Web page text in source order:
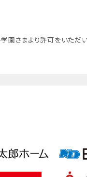
園さまより許可をいただ